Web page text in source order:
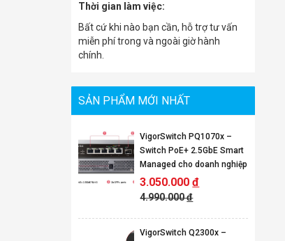
Thời gian làm việc:
Bất cứ khi nào bạn cần, hỗ trợ tư vấn
miễn phí trong và ngoài giờ hành
chính.
SẢN PHẨM MỚI NHẤT
VigorSwitch PQ1070x –
Switch PoE+ 2.5GbE Smart
Managed cho doanh nghiệp
3.050.000đ
4.990.000đ
VigorSwitch Q2300x –